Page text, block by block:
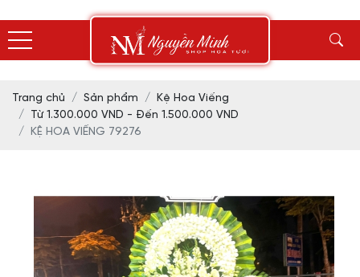
Trang chủ Sản phẩm
Kệ Hoa Viếng
Từ 1.300.000 VND - Đến 1.500.000 VND
KỆ HOA VIẾNG 79276